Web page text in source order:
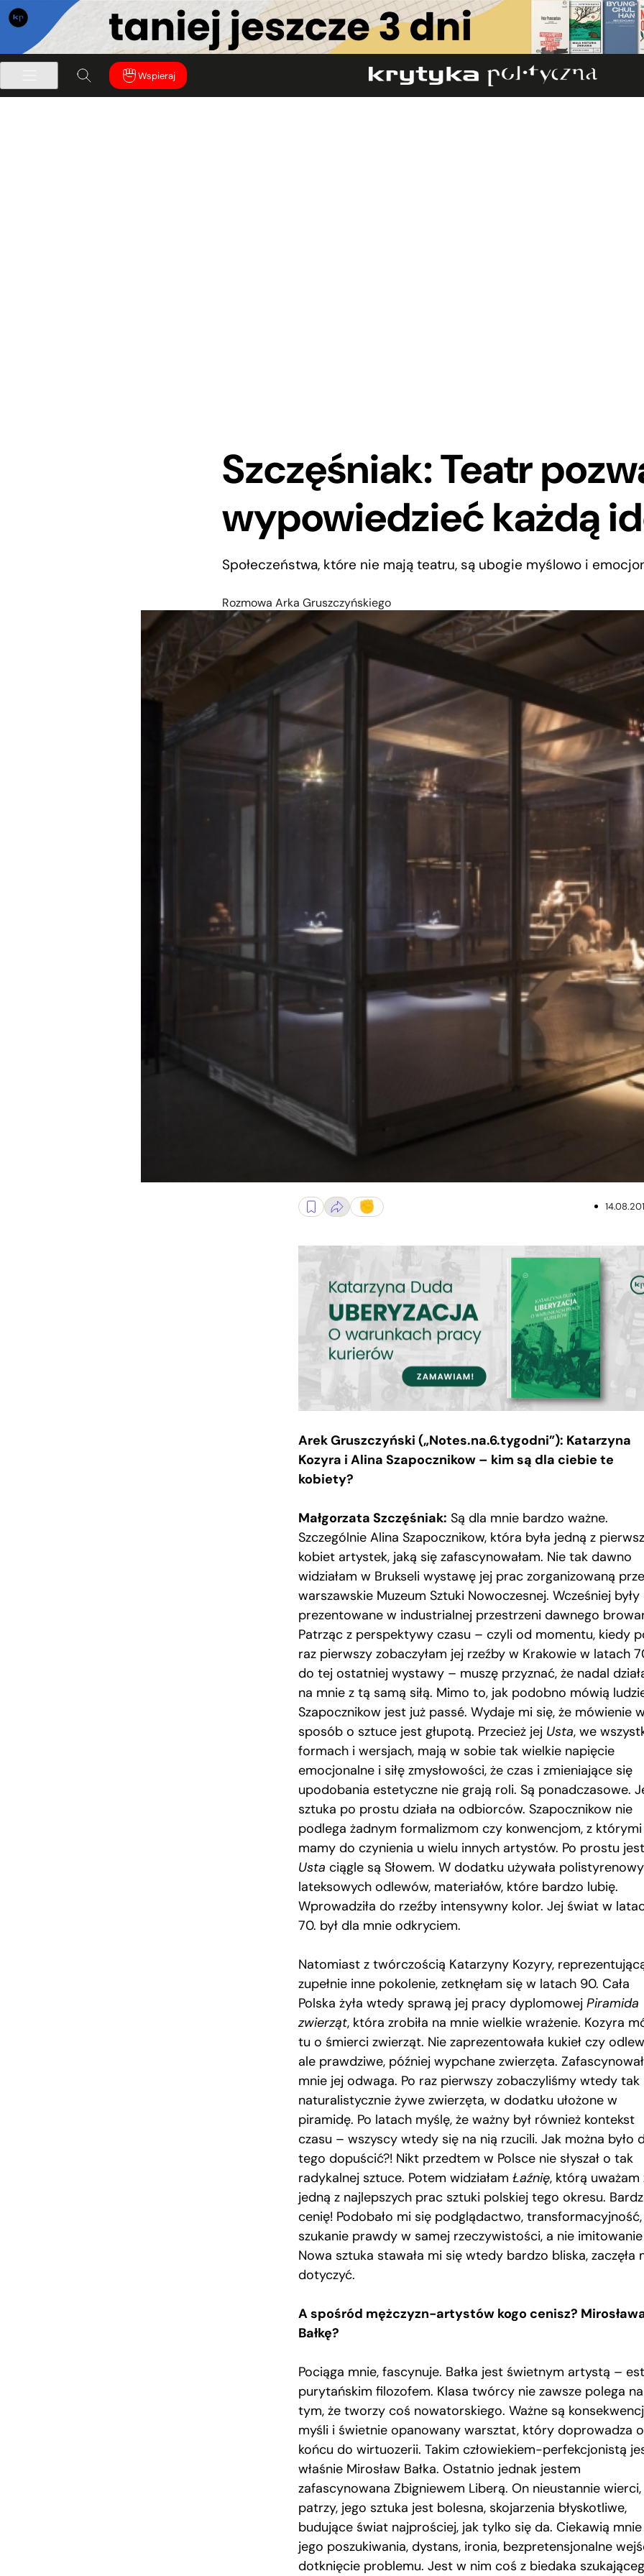
Wspieraj
Szczęśniak: Teatr
wypowiedzieć każdą
Społeczeństwa, które nie mają teatru, są ubogie myślowo i
Rozmowa Arka Gruszczyńskiego
Arek Gruszczyński („Notes.na.6.tygodni”): Katarzyna
Kozyra i Alina Szapocznikow – kim są dla ciebie te
kobiety?
Małgorzata Szczęśniak: Są dla mnie bardzo ważne.
Szczególnie Alina Szapocznikow, która była jedną z
kobiet artystek, jaką się zafascynowałam. Nie tak dawno
widziałam w Brukseli wystawę jej prac zorganizowaną
warszawskie Muzeum Sztuki Nowoczesnej. Wcześniej były
prezentowane w industrialnej przestrzeni dawnego
Patrząc z perspektywy czasu – czyli od momentu, kiedy
raz pierwszy zobaczyłam jej rzeźby w Krakowie w latach
do tej ostatniej wystawy – muszę przyznać, że nadal
na mnie z tą samą siłą. Mimo to, jak podobno mówią
Szapocznikow jest już passé. Wydaje mi się, że mówienie
sposób o sztuce jest głupotą. Przecież jej Usta, we
formach i wersjach, mają w sobie tak wielkie napięcie
emocjonalne i siłę zmysłowości, że czas i zmieniające się
upodobania estetyczne nie grają roli. Są ponadczasowe.
sztuka po prostu działa na odbiorców. Szapocznikow nie
podlega żadnym formalizmom czy konwencjom, z którymi
mamy do czynienia u wielu innych artystów. Po prostu
Usta ciągle są Słowem. W dodatku używała
lateksowych odlewów, materiałów, które bardzo lubię.
Wprowadziła do rzeźby intensywny kolor. Jej świat w
70. był dla mnie odkryciem.
Natomiast z twórczością Katarzyny Kozyry,
zupełnie inne pokolenie, zetknęłam się w latach 90. Cała
Polska żyła wtedy sprawą jej pracy dyplomowej Piramida
zwierząt, która zrobiła na mnie wielkie wrażenie. Kozyra
tu o śmierci zwierząt. Nie zaprezentowała kukieł czy
ale prawdziwe, później wypchane zwierzęta.
mnie jej odwaga. Po raz pierwszy zobaczyliśmy wtedy tak
naturalistycznie żywe zwierzęta, w dodatku ułożone w
piramidę. Po latach myślę, że ważny był również kontekst
czasu – wszyscy wtedy się na nią rzucili. Jak można było
tego dopuścić?! Nikt przedtem w Polsce nie słyszał o tak
radykalnej sztuce. Potem widziałam Łaźnię, którą uważam
jedną z najlepszych prac sztuki polskiej tego okresu.
cenię! Podobało mi się podglądactwo, transformacyjność,
szukanie prawdy w samej rzeczywistości, a nie
Nowa sztuka stawała mi się wtedy bardzo bliska, zaczęła
dotyczyć.
A spośród mężczyzn-artystów kogo cenisz?
Bałkę?
Pociąga mnie, fascynuje. Bałka jest świetnym artystą –
purytańskim filozofem. Klasa twórcy nie zawsze polega na
tym, że tworzy coś nowatorskiego. Ważne są
myśli i świetnie opanowany warsztat, który doprowadza
końcu do wirtuozerii. Takim człowiekiem-perfekcjonistą
właśnie Mirosław Bałka. Ostatnio jednak jestem
zafascynowana Zbigniewem Liberą. On nieustannie wierci,
patrzy, jego sztuka jest bolesna, skojarzenia błyskotliwe,
budujące świat najprościej, jak tylko się da. Ciekawią mnie
jego poszukiwania, dystans, ironia, bezpretensjonalne
dotknięcie problemu. Jest w nim coś z biedaka